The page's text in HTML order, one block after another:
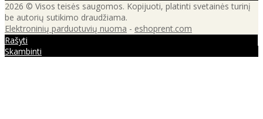
2026 © Visos teisės saugomos. Kopijuoti, platinti svetainės turinį
be autorių sutikimo draudžiama.
Elektroninių parduotuvių nuoma - eshoprent.com
Rašyti
Skambinti